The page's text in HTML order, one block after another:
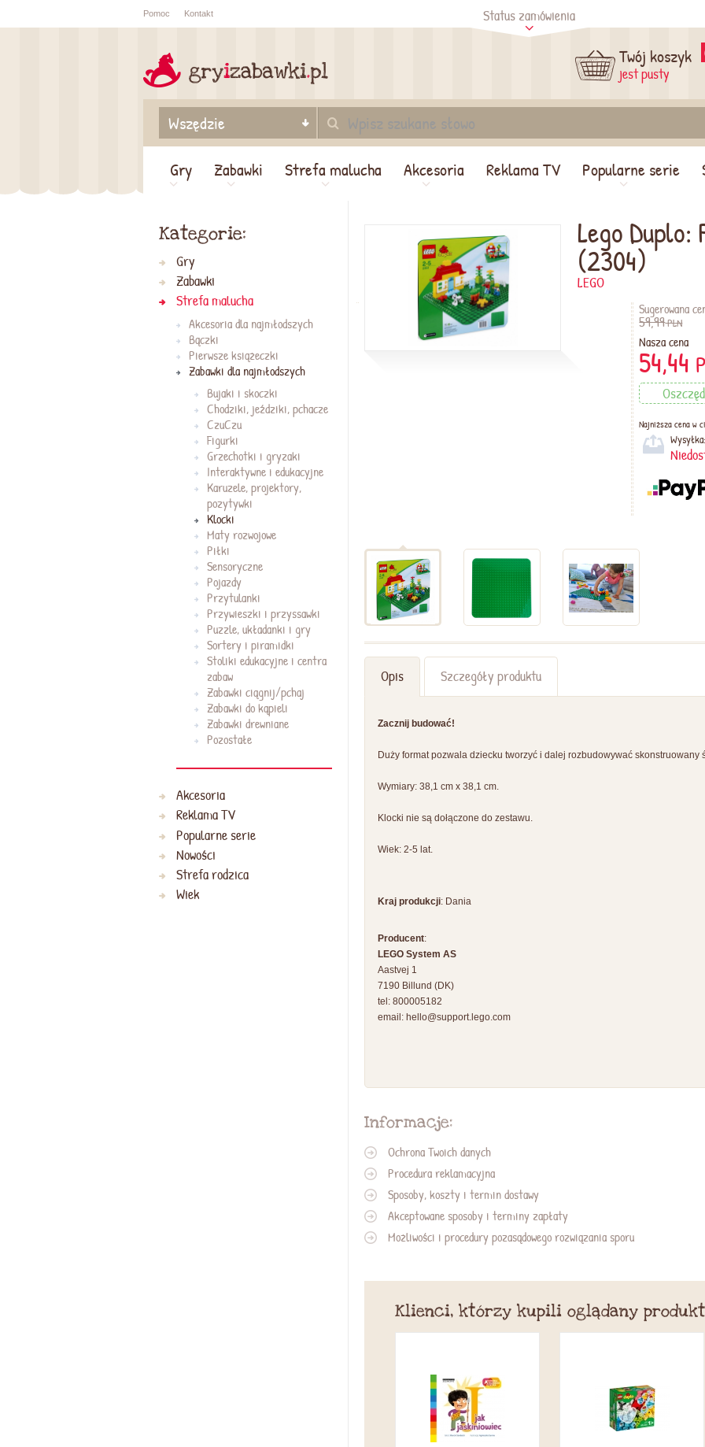
Sprawdź status Sprawdź
Pomoc Kontakt Status zamówienia
Twój koszyk
jest pusty
Gry
Zabawki Strefa malucha Akcesoria Reklama TV Popularne serie
Lego Duplo:
(2304)
LEGO
Sugerowana
59,99PLN
Nasza cena
54,44
Najniższa cena w
Wysyłka:
Opis Szczegóły produktu
Zacznij budować!
Duży format pozwala dziecku tworzyć i dalej rozbudowywać skonstruowany
Wymiary: 38,1 cm x 38,1 cm.
Klocki nie są dołączone do zestawu.
Wiek: 2-5 lat.
Kraj produkcji: Dania
Producent:
LEGO System AS
Aastvej 1
7190 Billund (DK)
tel: 800005182
email: hello@support.lego.com
Informacje:
Ochrona Twoich danych
Procedura reklamacyjna
Sposoby, koszty i termin dostawy
Akceptowane sposoby i terminy zapłaty
Możliwości i procedury pozasądowego rozwiązania sporu
Klienci, którzy kupili oglądany
Kategorie:
Gry
Zabawki
Strefa malucha
Akcesoria dla najmłodszych
Bączki
Pierwsze książeczki
Zabawki dla najmłodszych
Bujaki i skoczki
Chodziki, jeździki, pchacze
CzuCzu
Figurki
Grzechotki i gryzaki
Interaktywne i edukacyjne
Karuzele, projektory,
pozytywki
Klocki
Maty rozwojowe
Piłki
Sensoryczne
Pojazdy
Przytulanki
Przywieszki i przyssawki
Puzzle, układanki i gry
Sortery i piramidki
Stoliki edukacyjne i centra
zabaw
Zabawki ciągnij/pchaj
Zabawki do kąpieli
Zabawki drewniane
Pozostałe
Akcesoria
Reklama TV
Popularne serie
Nowości
Strefa rodzica
Wiek